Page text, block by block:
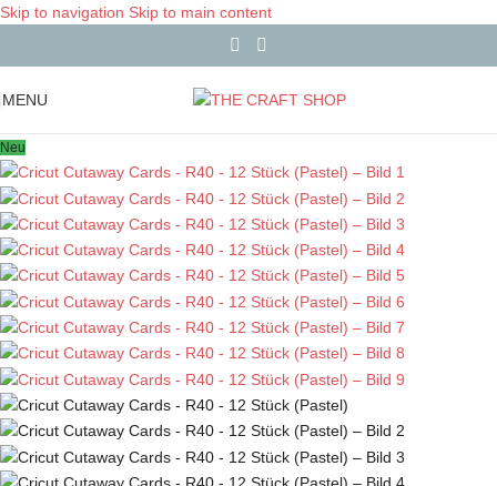
Skip to navigation Skip to main content
MENU
Neu